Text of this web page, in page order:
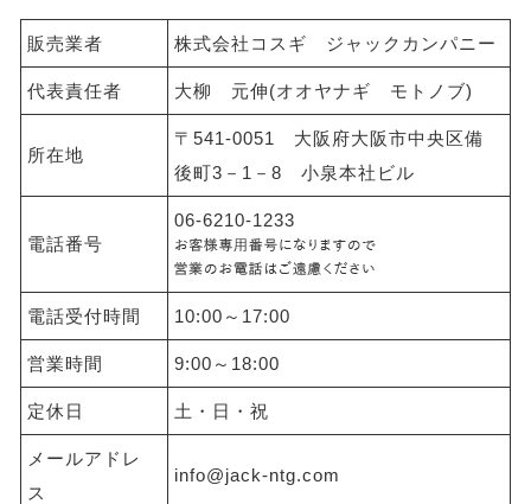
販売業者 株式会社コスギ ジャックカンパニー
代表責任者 大柳 元伸(オオヤナギ モトノブ)
所在地
〒541-0051 大阪府大阪市中央区備
後町3－1－8 小泉本社ビル
電話番号
06-6210-1233
電話受付時間 10:00～17:00
営業時間 9:00～18:00
定休日 土・日・祝
メールアドレ
ス
info@jack-ntg.com